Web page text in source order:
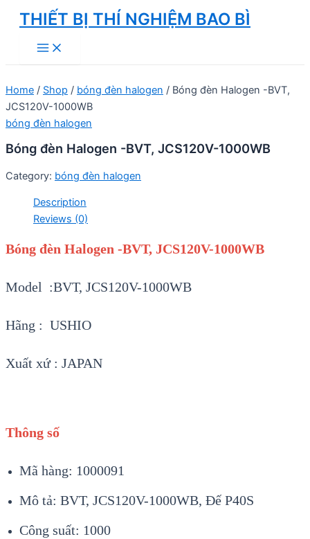
Skip
content
THIẾT BỊ THÍ NGHIỆM BAO BÌ
Main
Menu
Home / Shop / bóng đèn halogen / Bóng đèn Halogen -BVT,
JCS120V-1000WB
bóng đèn halogen
Bóng đèn Halogen -BVT, JCS120V-1000WB
Category: bóng đèn halogen
Description
Reviews (0)
Bóng đèn Halogen -BVT, JCS120V-1000WB
Model :BVT, JCS120V-1000WB
Hãng : USHIO
Xuất xứ : JAPAN
Thông số
Mã hàng: 1000091
Mô tả: BVT, JCS120V-1000WB, Đế P40S
Công suất: 1000